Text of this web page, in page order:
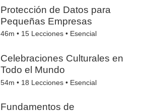
Protección de Datos para
Pequeñas Empresas
46m • 15 Lecciones • Esencial
Celebraciones Culturales en
Todo el Mundo
54m • 18 Lecciones • Esencial
Fundamentos de